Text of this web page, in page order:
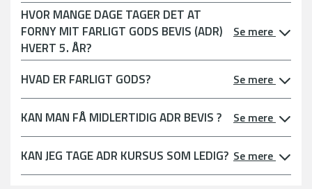
HVOR MANGE DAGE TAGER DET AT
FORNY MIT FARLIGT GODS BEVIS (ADR)
HVERT 5. ÅR?
Se mere
HVAD ER FARLIGT GODS? Se mere
KAN MAN FÅ MIDLERTIDIG ADR BEVIS ? Se mere
KAN JEG TAGE ADR KURSUS SOM LEDIG? Se mere